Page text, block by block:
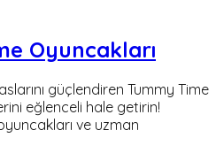
Oyuncakları
güçlendiren Tummy Time
eğlenceli hale getirin!
ve uzman